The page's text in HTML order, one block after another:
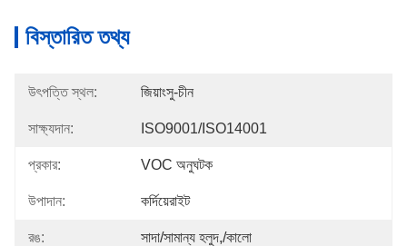
বিস্তারিত তথ্য
উৎপত্তি স্থল: জিয়াংসু-চীন
সাক্ষ্যদান: ISO9001/ISO14001
প্রকার: VOC অনুঘটক
উপাদান: কর্দিয়েরাইট
রঙ: সাদা/সামান্য হলুদ,/কালো